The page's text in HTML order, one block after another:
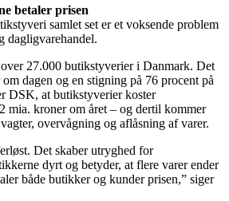
betaler prisen
samlet set er et voksende problem
dagligvarehandel.
27.000 butikstyverier i Danmark. Det
dagen og en stigning på 76 procent på
DSK, at butikstyverier koster
mia. kroner om året – og dertil kommer
overvågning og aflåsning af varer.
Det skaber utryghed for
dyrt og betyder, at flere varer ender
både butikker og kunder prisen,” siger